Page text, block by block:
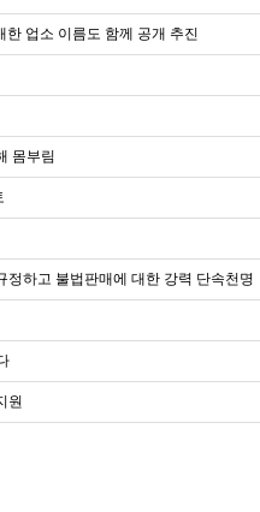
업소 이름도 함께 공개 추진
몸부림
하고 불법판매에 대한 강력 단속천명
원